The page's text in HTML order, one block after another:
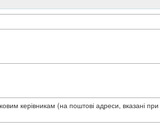
керівникам (на поштові адреси, вказані при